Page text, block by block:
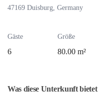
47169 Duisburg, Germany
Gäste
6
Größe
80.00 m²
Was diese Unterkunft bietet